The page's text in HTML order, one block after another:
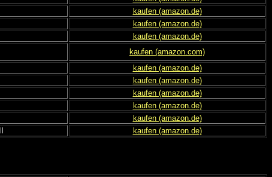
kaufen (amazon.de)
kaufen (amazon.de)
kaufen (amazon.de)
kaufen (amazon.com)
kaufen (amazon.de)
kaufen (amazon.de)
kaufen (amazon.de)
kaufen (amazon.de)
kaufen (amazon.de)
kaufen (amazon.de)